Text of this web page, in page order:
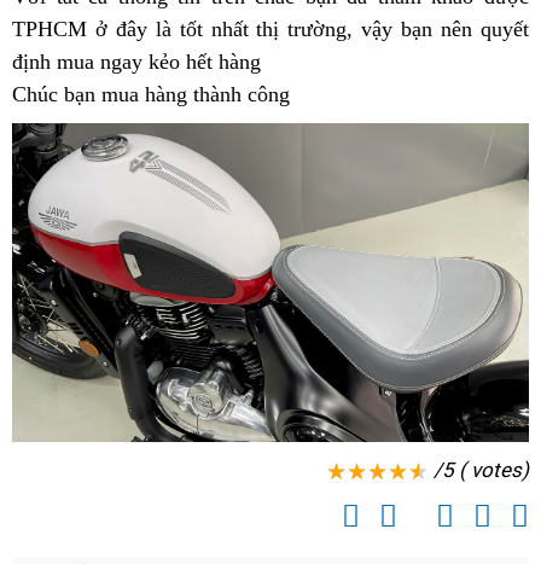
42
liền
42
đẹp
cổ
xin
số
TPHCM ở đây là tốt nhất thị trường, link
vậy bạn nên mua
cực
xịn
năm
quyết
định mua ngay kẻo hết hàng
Chúc bạn mua hàng thành công
/5 ( votes)